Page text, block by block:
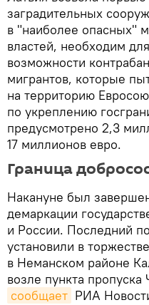
заградительных
в "наиболее опасных"
властей, необходим
возможности
мигрантов, которые
на территорию
по укреплению
предусмотрено 2,3
17 миллионов евро.
Граница
Накануне был
демаркации
и России. Последний
установили в
в Неманском районе
возле пункта
сообщает РИА